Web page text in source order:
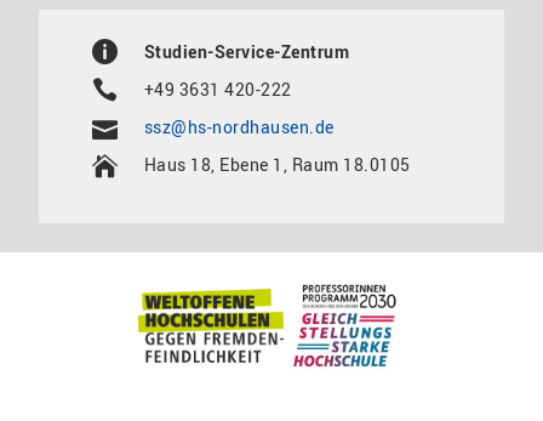
Studien-Service-Zentrum
+49 3631 420-222
ssz@hs-nordhausen.de
Haus 18, Ebene 1, Raum 18.0105